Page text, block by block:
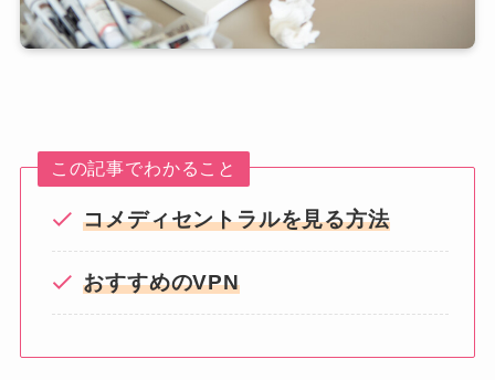
この記事でわかること
コメディセントラルを見る方法
おすすめのVPN